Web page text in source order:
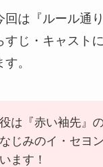
は『ルール通
じ・キャスト
。
は『赤い袖先』
じみのイ・セヨ
ます！